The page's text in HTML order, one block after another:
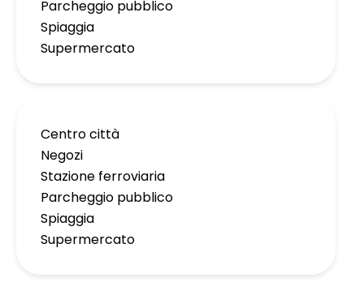
Parcheggio pubblico
Spiaggia
Supermercato
Centro città
Negozi
Stazione ferroviaria
Parcheggio pubblico
Spiaggia
Supermercato